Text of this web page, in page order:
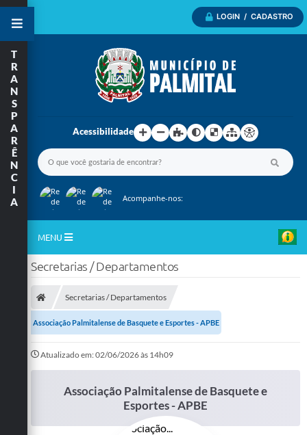
LOGIN / CADASTRO
Acessibilidade
Acompanhe-nos:
MENU
Inicio
A Nossa Cidade
A Prefeitura
Departamentos
T
R
A
N
S
P
A
R
Ê
N
C
I
A
Secretarias / Departamentos
Secretarias / Departamentos
Associação Palmitalense de Basquete e Esportes - APBE
Atualizado em: 02/06/2026 às 14h09
Associação Palmitalense de Basquete e
Esportes - APBE